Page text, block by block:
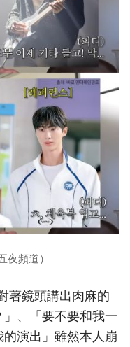
夜頻道）
著鏡頭講出肉麻的
、「要不要和我一
演出」雖然本人崩